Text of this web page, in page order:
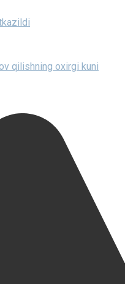
qilishning oxirgi kuni